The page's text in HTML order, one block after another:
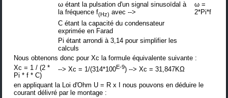
ω étant la pulsation d'un signal sinusoïdal à
la fréquence f(Hz) avec -->
ω =
2*Pi*f
C étant la capacité du condensateur
exprimée en Farad
Pi étant arrondi à 3,14 pour simplifier les
calculs
Nous obtenons donc pour Xc la formule équivalente suivante :
Xc = 1 / (2 *
Pi * f * C)
--> Xc = 1/(314*100E-9) --> Xc = 31,847KΩ
en appliquant la Loi d'Ohm U = R x I nous pouvons en déduire le
courant délivré par le montage :